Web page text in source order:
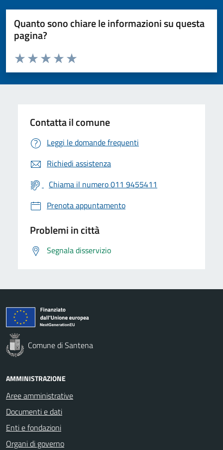
Quanto sono chiare le informazioni su questa
pagina?
Valuta da 1 a 5 stelle la pagina
Valuta 5 stelle su 5
Valuta 4 stelle su 5
Valuta 3 stelle su 5
Valuta 2 stelle su 5
Valuta 1 stelle su 5
Contatta il comune
Leggi le domande frequenti
Richiedi assistenza
Chiama il numero 011 9455411
Prenota appuntamento
Problemi in città
Segnala disservizio
Comune di Santena
AMMINISTRAZIONE
Aree amministrative
Documenti e dati
Enti e fondazioni
Organi di governo